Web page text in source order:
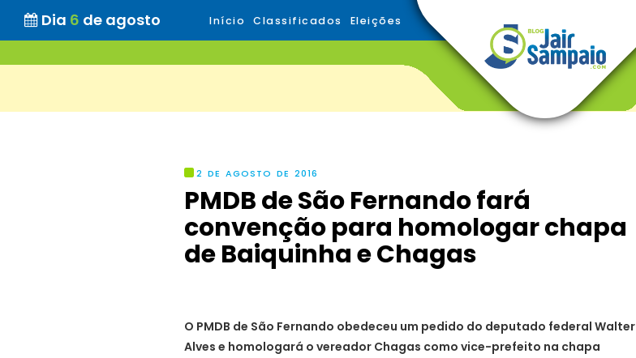
Dia 6 de agosto Início Classificados Eleições
2 DE AGOSTO DE 2016
PMDB de São Fernando fará
convenção para homologar chapa
de Baiquinha e Chagas
O PMDB de São Fernando obedeceu um pedido do deputado federal Walter
Alves e homologará o vereador Chagas como vice-prefeito na chapa